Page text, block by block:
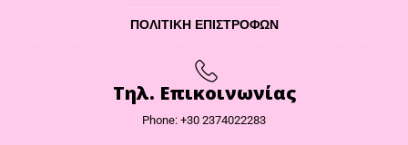
ΠΟΛΙΤΙΚΉ ΕΠΙΣΤΡΟΦΏΝ
Τηλ. Επικοινωνίας
Phone: +30 2374022283